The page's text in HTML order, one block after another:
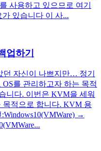
사용하고 있으므로 여기
있습니다 이 사...
업하기
던 자신이 나쁘지만… 정기
를 관리하고자 하는 목적
니다. 이번은 KVM을 세워
목적으로 합니다. KVM 용
→